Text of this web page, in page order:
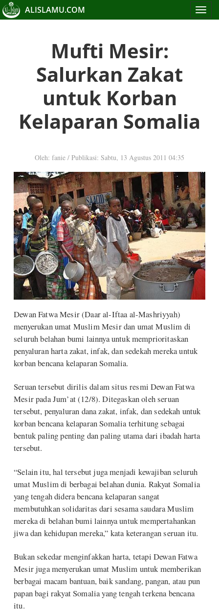
Toggle
ALISLAMU.COM
Mufti Mesir:
Salurkan Zakat
untuk Korban
Kelaparan Somalia
Oleh: fanie / Publikasi: Sabtu, 13 Agustus 2011 04:35
Dewan Fatwa Mesir (Daar al-Iftaa al-Mashriyyah)
menyerukan umat Muslim Mesir dan umat Muslim di
seluruh belahan bumi lainnya untuk memprioritaskan
penyaluran harta zakat, infak, dan sedekah mereka untuk
korban bencana kelaparan Somalia.
Seruan tersebut dirilis dalam situs resmi Dewan Fatwa
Mesir pada Jum’at (12/8). Ditegaskan oleh seruan
tersebut, penyaluran dana zakat, infak, dan sedekah untuk
korban bencana kelaparan Somalia terhitung sebagai
bentuk paling penting dan paling utama dari ibadah harta
tersebut.
“Selain itu, hal tersebut juga menjadi kewajiban seluruh
umat Muslim di berbagai belahan dunia. Rakyat Somalia
yang tengah didera bencana kelaparan sangat
membutuhkan solidaritas dari sesama saudara Muslim
mereka di belahan bumi lainnya untuk mempertahankan
jiwa dan kehidupan mereka,” kata keterangan seruan itu.
Bukan sekedar menginfakkan harta, tetapi Dewan Fatwa
Mesir juga menyerukan umat Muslim untuk memberikan
berbagai macam bantuan, baik sandang, pangan, atau pun
papan bagi rakyat Somalia yang tengah terkena bencana
itu.